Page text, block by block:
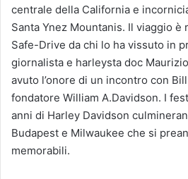
centrale della California e
Santa Ynez Mountanis. Il viaggio
Safe-Drive da chi lo ha vissuto in
giornalista e harleysta doc
avuto l’onore di un incontro con
fondatore William A.Davidson. I
anni di Harley Davidson
Budapest e Milwaukee che si
memorabili.